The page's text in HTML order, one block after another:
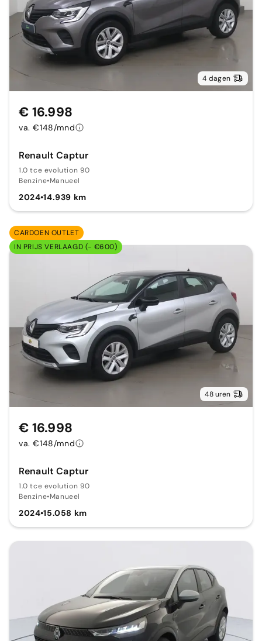
4 dagen
Renault Captur
1.0 tce evolution 90
Benzine•Manueel
2024•14.939 km
€ 16.998
va. €148/mnd
CARDOEN OUTLET
IN PRIJS VERLAAGD (- €600)
48 uren
Renault Captur
1.0 tce evolution 90
Benzine•Manueel
2024•15.058 km
€ 16.998
va. €148/mnd